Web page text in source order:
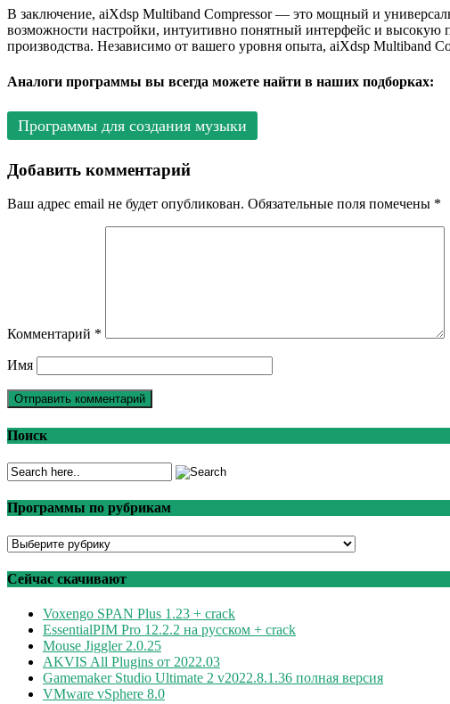
В заключение, aiXdsp Multiband Compressor — это мощный и
возможности настройки, интуитивно понятный интерфейс и высокую
производства. Независимо от вашего уровня опыта, aiXdsp Multiband
Аналоги программы вы всегда можете найти в наших подборках:
Программы для создания музыки
Добавить комментарий
Ваш адрес email не будет опубликован. Обязательные поля помечены *
Комментарий *
Имя
Поиск
Программы по рубрикам
Программы
рубрикам
Сейчас скачивают
Voxengo SPAN Plus 1.23 + crack
EssentialPIM Pro 12.2.2 на русском + crack
Mouse Jiggler 2.0.25
AKVIS All Plugins от 2022.03
Gamemaker Studio Ultimate 2 v2022.8.1.36 полная версия
VMware vSphere 8.0